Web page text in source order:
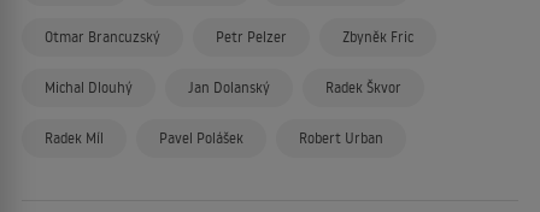
Otmar Brancuzský Petr Pelzer Zbyněk Fric
Michal Dlouhý Jan Dolanský Radek Škvor
Radek Míl Pavel Polášek Robert Urban